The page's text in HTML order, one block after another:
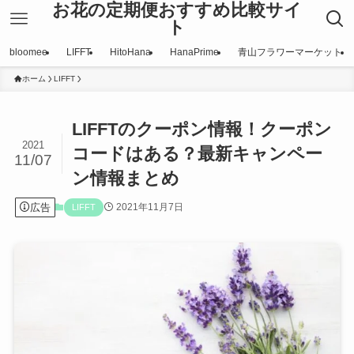
お花の定期便おすすめ比較サイ
ト
bloomee LIFFT HitoHana HanaPrime 青山フラワーマーケット
ホーム LIFFT
LIFFTのクーポン情報！クーポン
コードはある？最新キャンペー
ン情報まとめ
2021
11/07
広告 LIFFT 2021年11月7日